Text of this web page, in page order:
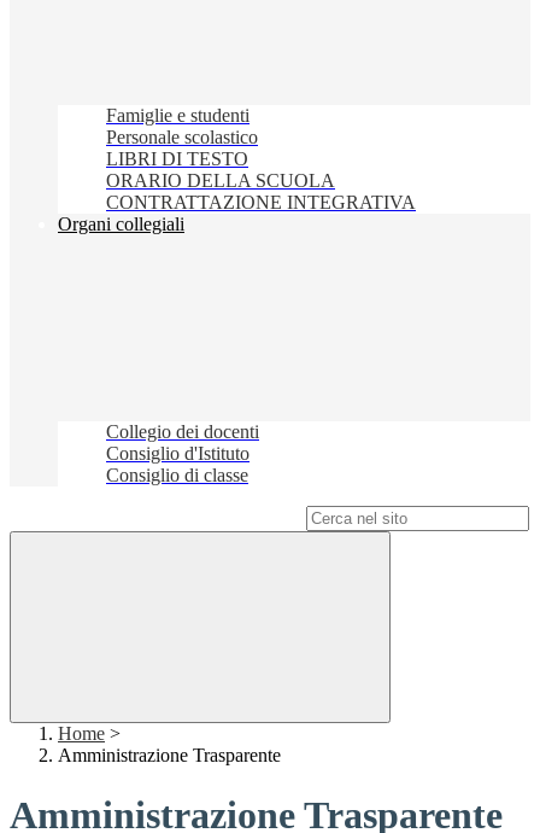
Famiglie e studenti
Personale scolastico
LIBRI DI TESTO
ORARIO DELLA SCUOLA
CONTRATTAZIONE INTEGRATIVA
Organi collegiali
Collegio dei docenti
Consiglio d'Istituto
Consiglio di classe
Home >
Amministrazione Trasparente
Amministrazione Trasparente